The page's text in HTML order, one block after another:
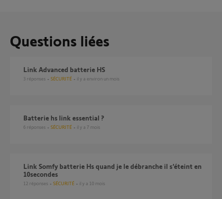
Questions liées
Link Advanced batterie HS
3 réponses SÉCURITÉ il y a environ un mois
Batterie hs link essential ?
6 réponses SÉCURITÉ il y a 7 mois
Link Somfy batterie Hs quand je le débranche il s’éteint en
10secondes
12 réponses SÉCURITÉ il y a 10 mois